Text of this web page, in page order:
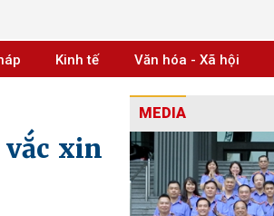
Kinh tế Văn hóa - Xã hội
xin
MEDIA